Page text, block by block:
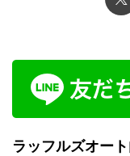
ラッフルズオー